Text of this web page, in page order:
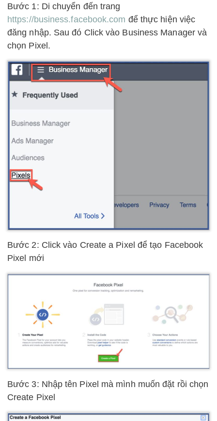
Bước 1: Di chuyển đến trang
https://business.facebook.com để thực hiện việc
đăng nhập. Sau đó Click vào Business Manager và
chọn Pixel.
Bước 2: Click vào Create a Pixel để tạo Facebook
Pixel mới
Bước 3: Nhập tên Pixel mà mình muốn đặt rồi chọn
Create Pixel